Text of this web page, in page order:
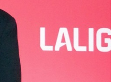
mantenimiento predictivo al au
mujer dirigirá IATA tras o